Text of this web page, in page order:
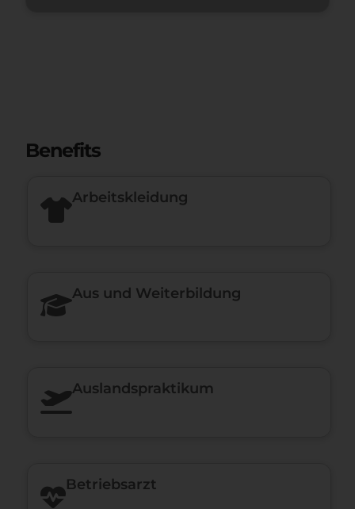
Benefits
Arbeitskleidung
Aus und Weiterbildung
Auslandspraktikum
Betriebsarzt